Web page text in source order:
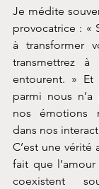
Je médite
provocatrice : «
à transformer
transmettrez
entourent. »
parmi nous
nos émotions
dans nos
C’est une vérité
fait que
coexistent